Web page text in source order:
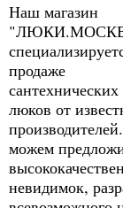
Наш магазин
продаже
сантехнических
люков от
можем
невидимок,